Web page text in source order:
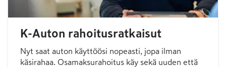
K-Auton rahoitusratkaisut
Nyt saat auton käyttöösi nopeasti, jopa ilman
käsirahaa. Osamaksurahoitus käy sekä uuden että